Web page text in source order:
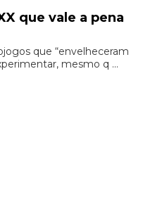
que vale a pena
que “envelheceram
mesmo q ...